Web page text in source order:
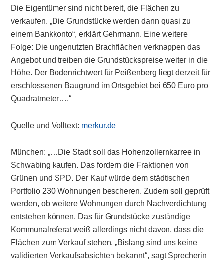
Die Eigentümer sind nicht bereit, die Flächen zu
verkaufen. „Die Grundstücke werden dann quasi zu
einem Bankkonto“, erklärt Gehrmann. Eine weitere
Folge: Die ungenutzten Brachflächen verknappen das
Angebot und treiben die Grundstückspreise weiter in die
Höhe. Der Bodenrichtwert für Peißenberg liegt derzeit für
erschlossenen Baugrund im Ortsgebiet bei 650 Euro pro
Quadratmeter….“
Quelle und Volltext: merkur.de
München: „…Die Stadt soll das Hohenzollernkarree in
Schwabing kaufen. Das fordern die Fraktionen von
Grünen und SPD. Der Kauf würde dem städtischen
Portfolio 230 Wohnungen bescheren. Zudem soll geprüft
werden, ob weitere Wohnungen durch Nachverdichtung
entstehen können. Das für Grundstücke zuständige
Kommunalreferat weiß allerdings nicht davon, dass die
Flächen zum Verkauf stehen. „Bislang sind uns keine
validierten Verkaufsabsichten bekannt“, sagt Sprecherin